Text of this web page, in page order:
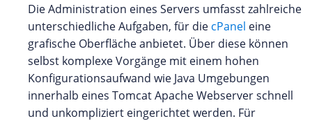
Die Administration eines Servers umfasst zahlreiche
unterschiedliche Aufgaben, für die cPanel eine
grafische Oberfläche anbietet. Über diese können
selbst komplexe Vorgänge mit einem hohen
Konfigurationsaufwand wie Java Umgebungen
innerhalb eines Tomcat Apache Webserver schnell
und unkompliziert eingerichtet werden. Für